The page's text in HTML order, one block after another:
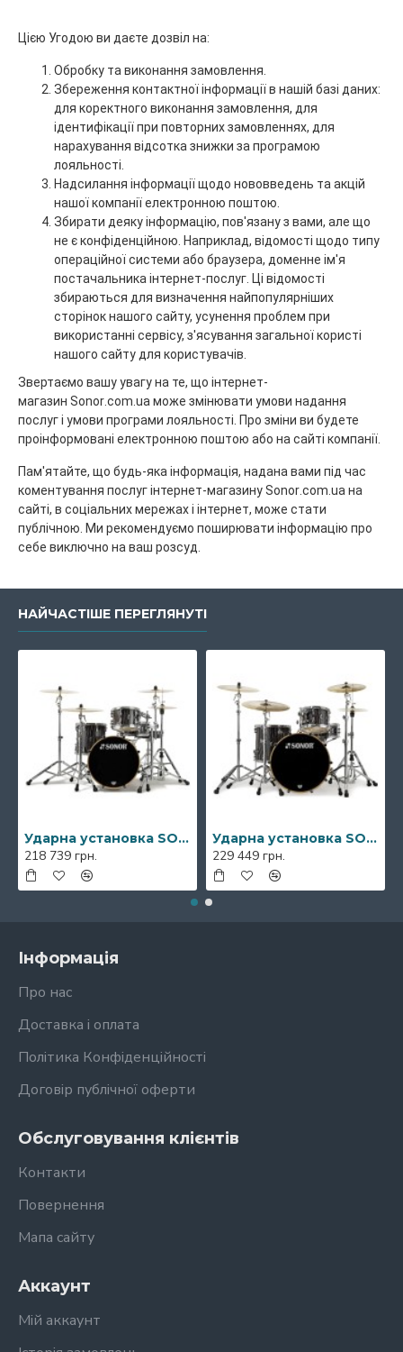
Цією Угодою ви даєте дозвіл на:
Обробку та виконання замовлення.
Збереження контактної інформації в нашій базі даних:
для коректного виконання замовлення, для
ідентифікації при повторних замовленнях, для
нарахування відсотка знижки за програмою
лояльності.
Надсилання інформації щодо нововведень та акцій
нашої компанії електронною поштою.
Збирати деяку інформацію, пов'язану з вами, але що
не є конфіденційною. Наприклад, відомості щодо типу
операційної системи або браузера, доменне ім'я
постачальника інтернет-послуг. Ці відомості
збираються для визначення найпопулярніших
сторінок нашого сайту, усунення проблем при
використанні сервісу, з'ясування загальної користі
нашого сайту для користувачів.
Звертаємо вашу увагу на те, що інтернет-
магазин Sonor.com.ua може змінювати умови надання
послуг і умови програми лояльності. Про зміни ви будете
проінформовані електронною поштою або на сайті компанії.
Пам'ятайте, що будь-яка інформація, надана вами під час
коментування послуг інтернет-магазинуSonor.com.ua на
сайті, в соціальних мережах і інтернет, може стати
публічною. Ми рекомендуємо поширювати інформацію про
себе виключно на ваш розсуд.
НАЙЧАСТІШЕ ПЕРЕГЛЯНУТІ
Ударна установка SONOR Prolite Ebony White Stripes Studio Shell Set NM
218 739 грн.
Ударна установка SONOR Prolite Ebony White Stripes Stage Shell Set WM
229 449 грн.
Інформація
Про нас
Доставка і оплата
Політика Конфіденційності
Договір публічної оферти
Обслуговування клієнтів
Контакти
Повернення
Мапа сайту
Аккаунт
Мій аккаунт